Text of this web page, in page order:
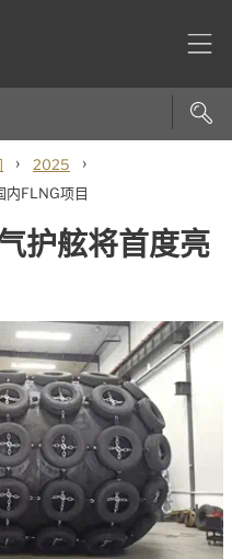
› 2025 ›
内FLNG项目
护舷将首度亮